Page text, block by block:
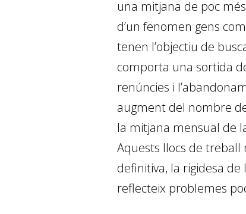
una mitjana de poc
d’un fenomen gens
tenen l’objectiu de
comporta una sortida
renúncies i
augment del nombre
la mitjana mensual de
Aquests llocs de treball
definitiva, la rigidesa
reflecteix problemes